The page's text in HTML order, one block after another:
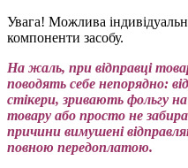
Увага! Можлива
компоненти засобу.
На жаль, при відправці
поводять себе непорядно:
стікери, зривають фольгу
товару або просто не
причини вимушені
повною передоплатою.